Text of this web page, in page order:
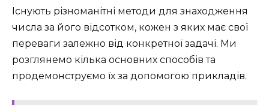
Існують різноманітні методи для знаходження
числа за його відсотком, кожен з яких має свої
переваги залежно від конкретної задачі. Ми
розглянемо кілька основних способів та
продемонструємо їх за допомогою прикладів.